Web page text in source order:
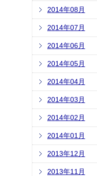
2014年08月
2014年07月
2014年06月
2014年05月
2014年04月
2014年03月
2014年02月
2014年01月
2013年12月
2013年11月